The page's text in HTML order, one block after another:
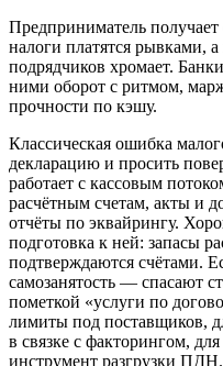
Предприниматель получает
налоги платятся рывками,
подрядчиков хромает.
ними оборот с ритмом,
прочности по кэшу.
Классическая ошибка
декларацию и просить
работает с кассовым
расчётным счетам, акты и
отчёты по эквайрингу.
подготовка к ней: запасы
подтверждаются счётами.
самозанятость — спасают
пометкой «услуги по
лимиты под поставщиков,
в связке с факторингом,
инструмент разгрузки